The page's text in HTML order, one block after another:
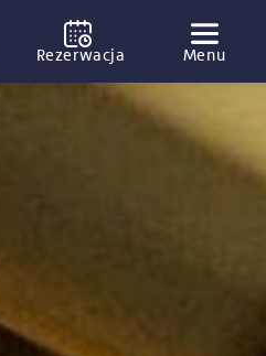
Rezerwacja Menu